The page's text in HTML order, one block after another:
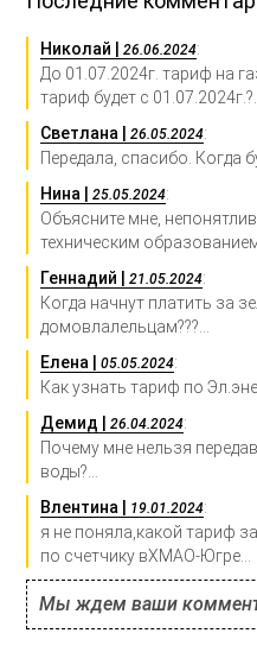
Николай |26.06.2024:
До 01.07.2024г. тариф на
тариф будет с 01.07.2024г.?...
Светлана |26.05.2024:
Передала, спасибо. Когда
Нина |25.05.2024:
Объясните мне,
техническим образованием
Геннадий |21.05.2024:
Когда начнут платить за
домовлалельцам???...
Елена |05.05.2024:
Как узнать тариф по
Демид |26.04.2024:
Почему мне нельзя
воды?...
Влентина |
19.01.2024:
я не поняла,какой тариф
по счетчику вХМАО-Югре...
Мы ждем ваши